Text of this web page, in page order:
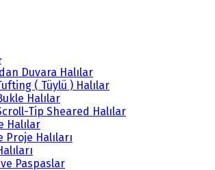
Duvara Halılar
( Tüylü ) Halılar
Halılar
Tip Sheared Halılar
Halılar
Proje Halıları
Paspaslar